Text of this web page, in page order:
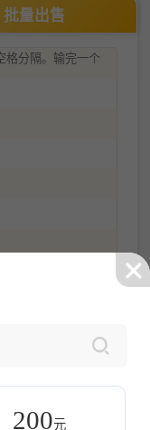
批量出售
¥0.00元
200元